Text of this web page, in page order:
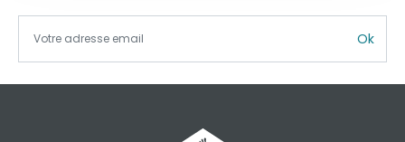
Ok